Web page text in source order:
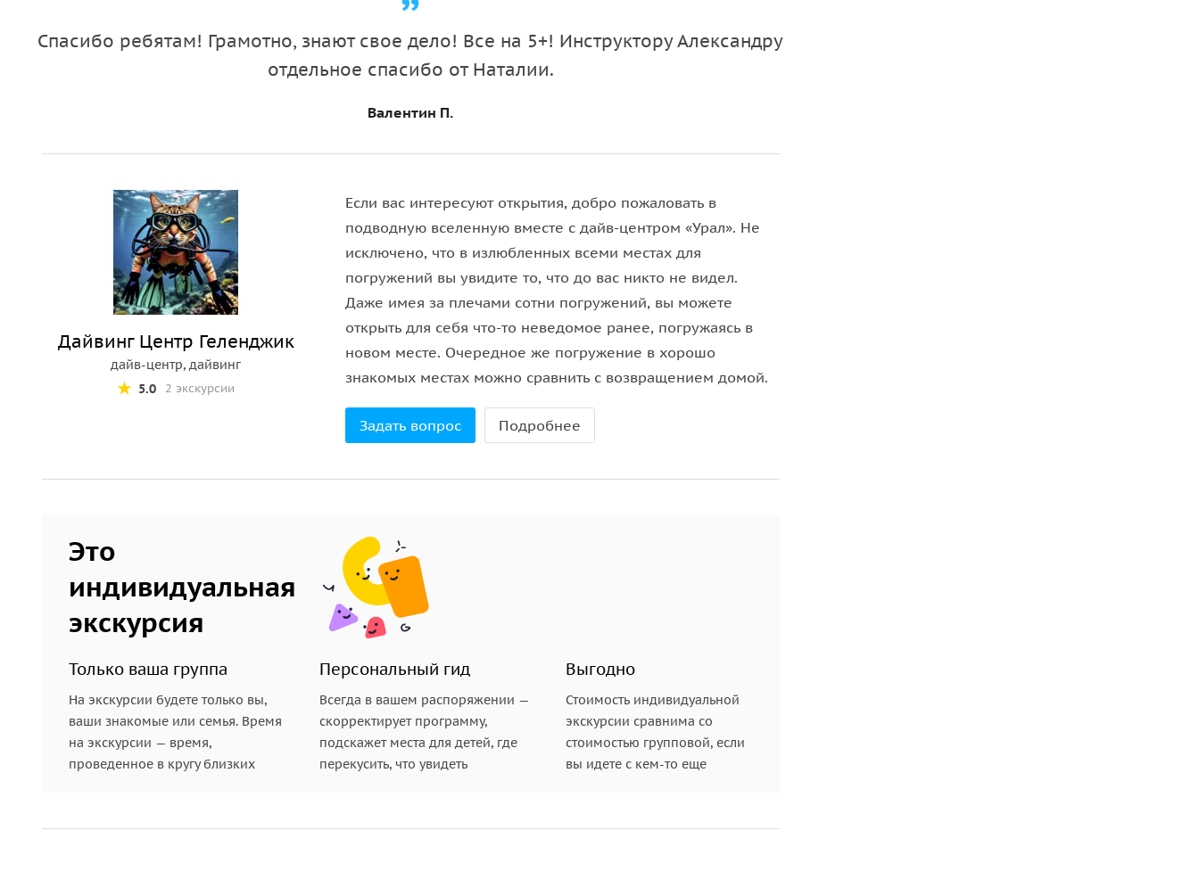
Подготовка к погружению:
Дайвинг пройдет безопасно: мы проведем инструктаж, подберём необходимое снаряжение,
Спасибо ребятам! Грамотно, знают свое дело! Все на 5+! Инструктору Александру
отдельное спасибо от Наталии.
Валентин П.
Дайвинг Центр Геленджик
дайв-центр, дайвинг
5.0
2 экскурсии
Если вас интересуют открытия, добро пожаловать в
подводную вселенную вместе с дайв-центром «Урал». Не
исключено, что в излюбленных всеми местах для
погружений вы увидите то, что до вас никто не видел.
Даже имея за плечами сотни погружений, вы можете
открыть для себя что-то неведомое ранее, погружаясь в
новом месте. Очередное же погружение в хорошо
знакомых местах можно сравнить с возвращением домой.
Задать вопрос Подробнее
Это
индивидуальная
экскурсия
Только ваша группа
На экскурсии будете только вы,
ваши знакомые или семья. Время
на экскурсии — время,
проведенное в кругу близких
Персональный гид
Всегда в вашем распоряжении —
скорректирует программу,
подскажет места для детей, где
перекусить, что увидеть
Выгодно
Стоимость индивидуальной
экскурсии сравнима со
стоимостью групповой, если
вы идете с кем-то еще